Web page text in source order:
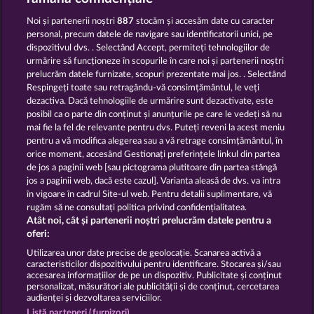
Savanna Moon Black Beauty
Termeni și condiții
Declarație de confidențialitate
Asistență tehnică Firmă
Întrebări frecvente
Trimite Cererea de Retragere
Noi și partenerii noștri887 stocăm și accesăm date cu caracter
personal, precum datele de navigare sau identificatorii unici, pe
dispozitivul dvs. . Selectând Accept, permiteți tehnologiilor de
urmărire să funcționeze în scopurile în care noi și partenerii noștri
prelucrăm datele furnizate, scopuri prezentate mai jos. . Selectând
Respingeți toate sau retragându-vă consimțământul, le veți
dezactiva. Dacă tehnologiile de urmărire sunt dezactivate, este
posibil ca o parte din conținut și anunțurile pe care le vedeți să nu
mai fie la fel de relevante pentru dvs. Puteți reveni la acest meniu
pentru a vă modifica alegerea sau a vă retrage consimțământul, în
orice moment, accesând Gestionați preferințele linkul din partea
de jos a paginii web [sau pictograma plutitoare din partea stângă
jos a paginii web, dacă este cazul]. Varianta aleasă de dvs. va intra
în vigoare în cadrul Site-ul web. Pentru detalii suplimentare, vă
rugăm să ne consultați politica privind confidențialitatea.
Atât noi, cât și partenerii noștri prelucrăm datele pentru a
oferi:
Utilizarea unor date precise de geolocație. Scanarea activă a
caracteristicilor dispozitivului pentru identificare. Stocarea și/sau
accesarea informațiilor de pe un dispozitiv. Publicitate și conținut
personalizat, măsurători ale publicității și de conținut, cercetarea
audienței și dezvoltarea serviciilor.